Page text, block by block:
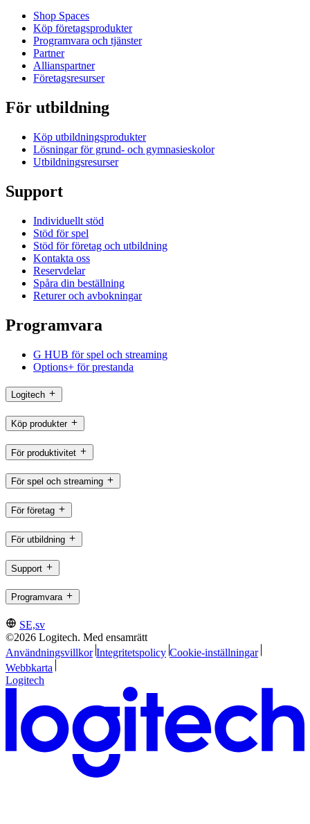
Shop Spaces
Köp företagsprodukter
Programvara och tjänster
Partner
Allianspartner
Företagsresurser
För utbildning
Köp utbildningsprodukter
Lösningar för grund- och gymnasieskolor
Utbildningsresurser
Support
Individuellt stöd
Stöd för spel
Stöd för företag och utbildning
Kontakta oss
Reservdelar
Spåra din beställning
Returer och avbokningar
Programvara
G HUB för spel och streaming
Options+ för prestanda
Logitech
Köp produkter
För produktivitet
För spel och streaming
För företag
För utbildning
Support
Programvara
SE,sv
©2026 Logitech. Med ensamrätt
Användningsvillkor Integritetspolicy Cookie-inställningar
Webbkarta
Logitech